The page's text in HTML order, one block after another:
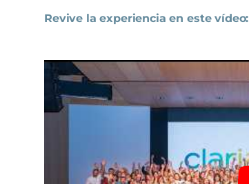
Revive la experiencia en este vídeo: